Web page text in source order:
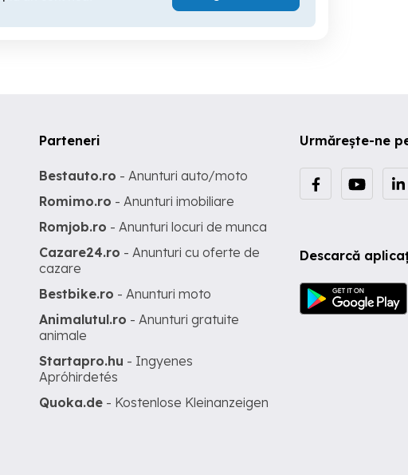
Urmărește-ne
Descarcă
Parteneri
Bestauto.ro - Anunturi auto/moto
Romimo.ro - Anunturi imobiliare
Romjob.ro - Anunturi locuri de munca
Cazare24.ro - Anunturi cu oferte de
cazare
Bestbike.ro - Anunturi moto
Animalutul.ro - Anunturi gratuite
animale
Startapro.hu - Ingyenes
Apróhirdetés
Quoka.de - Kostenlose Kleinanzeigen